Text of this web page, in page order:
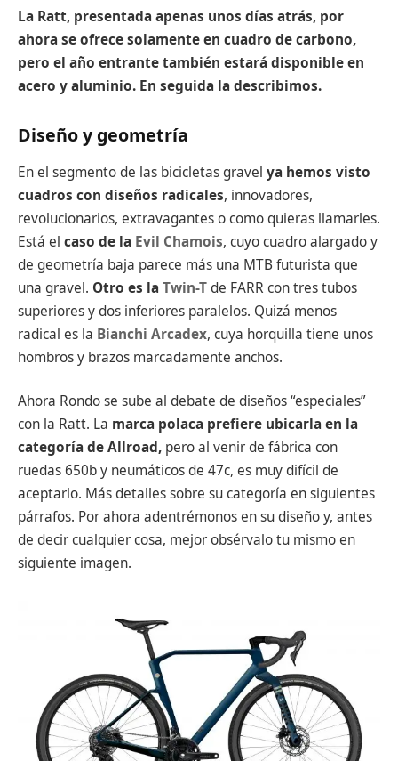
La Ratt, presentada apenas unos días atrás, por
ahora se ofrece solamente en cuadro de carbono,
pero el año entrante también estará disponible en
acero y aluminio. En seguida la describimos.
Diseño y geometría
En el segmento de las bicicletas gravel ya hemos visto
cuadros con diseños radicales, innovadores,
revolucionarios, extravagantes o como quieras llamarles.
Está el caso de la Evil Chamois, cuyo cuadro alargado y
de geometría baja parece más una MTB futurista que
una gravel. Otro es laTwin-Tde FARR con tres tubos
superiores y dos inferiores paralelos. Quizá menos
radical es la Bianchi Arcadex, cuya horquilla tiene unos
hombros y brazos marcadamente anchos.
Ahora Rondo se sube al debate de diseños “especiales”
con la Ratt. La marca polaca prefiere ubicarla en la
categoría de Allroad, pero al venir de fábrica con
ruedas 650b y neumáticos de 47c, es muy difícil de
aceptarlo. Más detalles sobre su categoría en siguientes
párrafos. Por ahora adentrémonos en su diseño y, antes
de decir cualquier cosa, mejor obsérvalo tu mismo en
siguiente imagen.